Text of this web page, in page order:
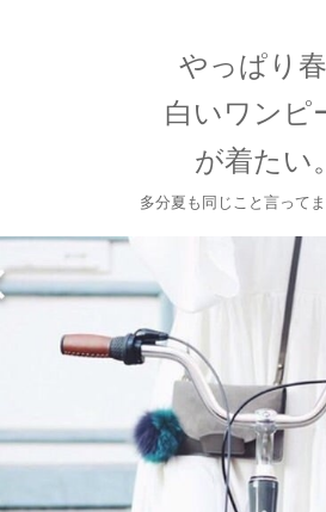
やっぱり
白いワンピ
が着たい。
多分夏も同じこと言って